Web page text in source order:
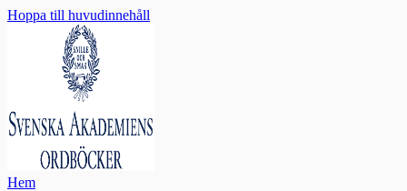
Hoppa till huvudinnehåll
Hem